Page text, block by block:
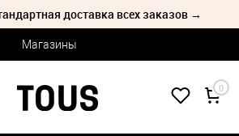
доставка всех заказов →
Магазины
0